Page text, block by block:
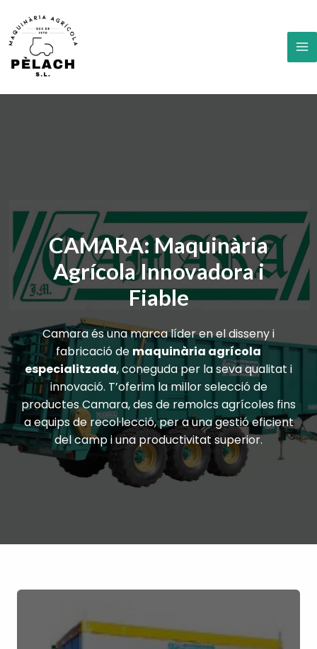
contingut
CAMARA: Maquinària
Agrícola Innovadora i
Fiable
Camara és una marca líder en el disseny i
fabricació de maquinària agrícola
especialitzada, coneguda per la seva qualitat i
innovació. T’oferim la millor selecció de
productes Camara, des de remolcs agrícoles fins
a equips de recol·lecció, per a una gestió eficient
del camp i una productivitat superior.